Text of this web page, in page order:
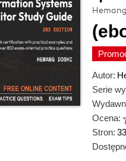
Autor:
Serie
Ocena:
Stron: